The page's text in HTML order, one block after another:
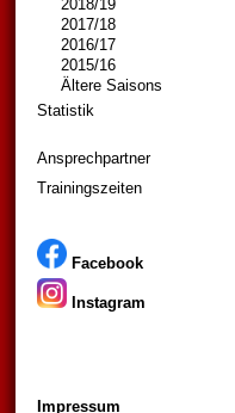
2018/19
2017/18
2016/17
2015/16
Ältere Saisons
Statistik
Ansprechpartner
Trainingszeiten
Facebook
Instagram
Impressum